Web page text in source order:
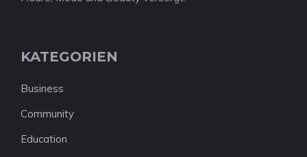
KATEGORIEN
Business
Community
Education